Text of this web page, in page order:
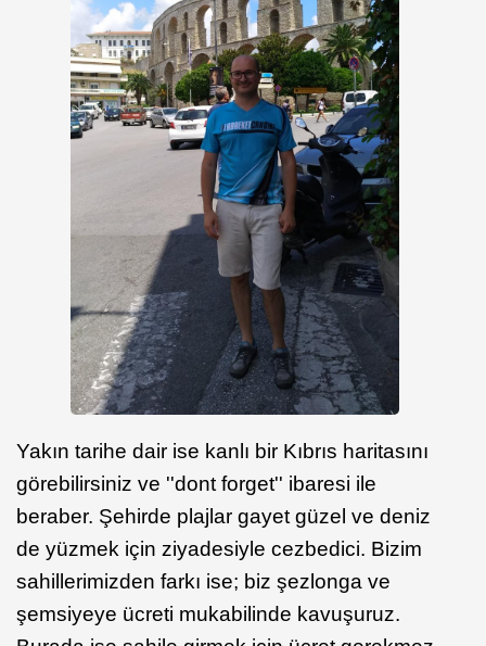
Yakın tarihe dair ise kanlı bir Kıbrıs haritasını
görebilirsiniz ve ''dont forget'' ibaresi ile
beraber. Şehirde plajlar gayet güzel ve deniz
de yüzmek için ziyadesiyle cezbedici. Bizim
sahillerimizden farkı ise; biz şezlonga ve
şemsiyeye ücreti mukabilinde kavuşuruz.